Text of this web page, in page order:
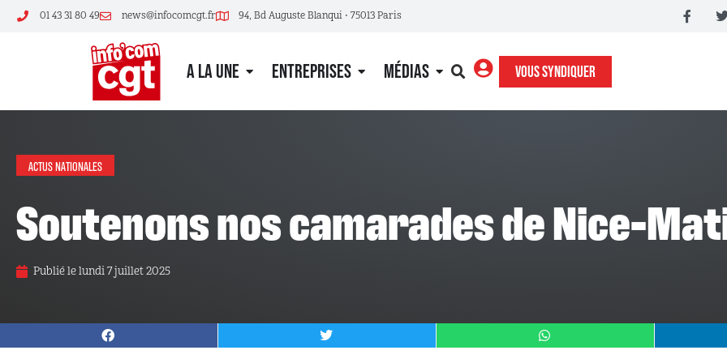
01 43 31 80 49 news@infocomcgt.fr 94, Bd Auguste Blanqui • 75013 Paris
A LA UNE ENTREPRISES MÉDIAS VOUS SYNDIQUER
ACTUS NATIONALES
Soutenons nos camarades de Nice-
Publié lelundi 7 juillet 2025